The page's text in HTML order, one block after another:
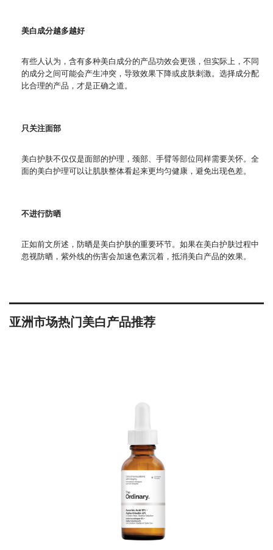
美白成分越多越好
有些人认为，含有多种美白成分的产品功效会更强，但实际上，不同
的成分之间可能会产生冲突，导致效果下降或皮肤刺激。选择成分配
比合理的产品，才是正确之道。
只关注面部
美白护肤不仅仅是面部的护理，颈部、手臂等部位同样需要关怀。全
面的美白护理可以让肌肤整体看起来更均匀健康，避免出现色差。
不进行防晒
正如前文所述，防晒是美白护肤的重要环节。如果在美白护肤过程中
忽视防晒，紫外线的伤害会加速色素沉着，抵消美白产品的效果。
亚洲市场热门美白产品推荐